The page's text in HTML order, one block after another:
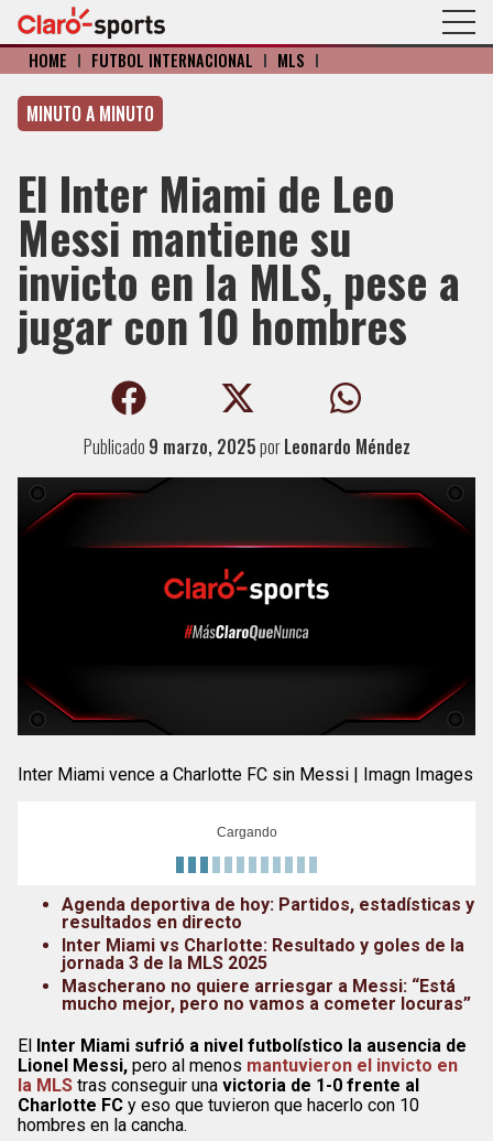
HOME I FÚTBOL INTERNACIONAL I MLS I
MINUTO A MINUTO
El Inter Miami de Leo
Messi mantiene su
invicto en la MLS, pese a
jugar con 10 hombres
Publicado 9 marzo, 2025porLeonardo Méndez
Inter Miami vence a Charlotte FC sin Messi | Imagn Images
Cargando
Agenda deportiva de hoy: Partidos, estadísticas y
resultados en directo
Inter Miami vs Charlotte: Resultado y goles de la
jornada 3 de la MLS 2025
Mascherano no quiere arriesgar a Messi: “Está
mucho mejor, pero no vamos a cometer locuras”
El Inter Miami sufrió a nivel futbolístico la ausencia de
Lionel Messi, pero al menos mantuvieron el invicto en
la MLS tras conseguir una victoria de 1-0 frente al
Charlotte FC y eso que tuvieron que hacerlo con 10
hombres en la cancha.